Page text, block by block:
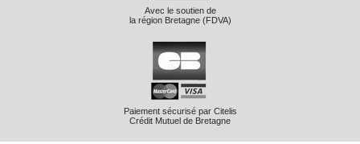
Avec le soutien de
la région Bretagne (FDVA)
Paiement sécurisé par Citelis
Crédit Mutuel de Bretagne